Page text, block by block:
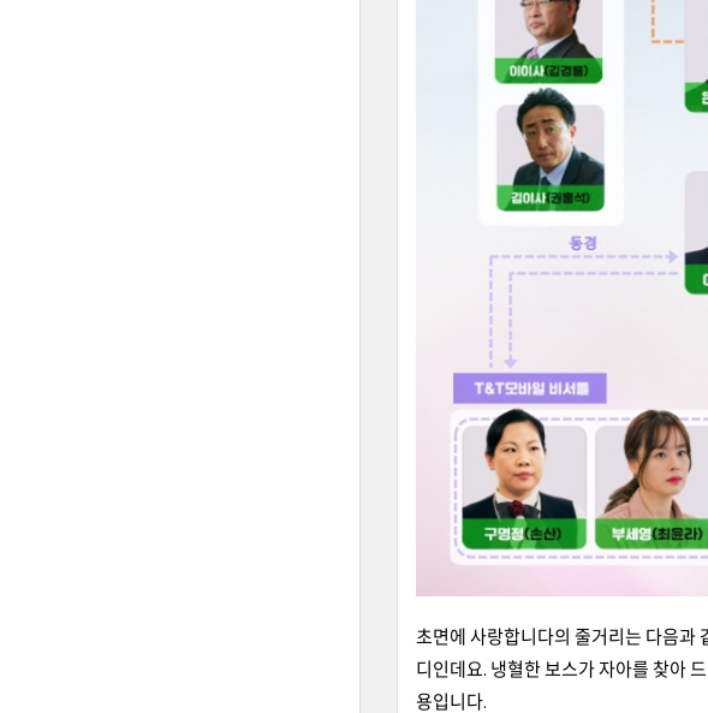
초면에 사랑합니다의 줄거리는 다음과
디인데요. 냉혈한 보스가 자아를 찾아
용입니다.